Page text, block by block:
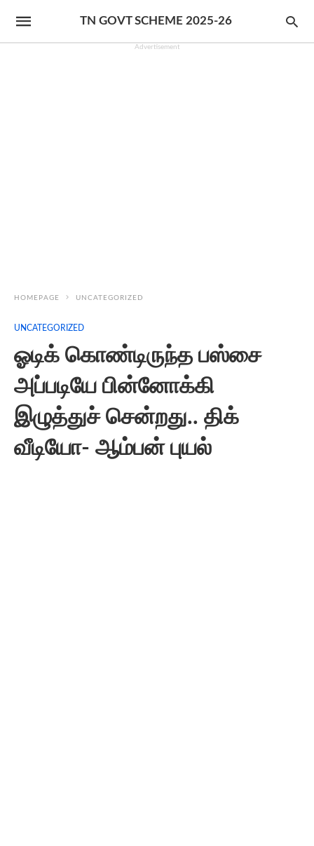
TN GOVT SCHEME 2025-26
Advertisement
HOMEPAGE UNCATEGORIZED
UNCATEGORIZED
ஓடிக் கொண்டிருந்த பஸ்சை
அப்படியே பின்னோக்கி
இழுத்துச் சென்றது.. திக்
வீடியோ- ஆம்பன் புயல்